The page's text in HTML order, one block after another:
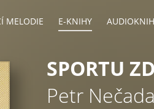
MELODIE E-KNIHY
SPORTU
Petr Nečada